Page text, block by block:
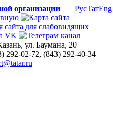
организации РусТатEng
ул. Баумана, 20
292-02-72, (843) 292-40-34